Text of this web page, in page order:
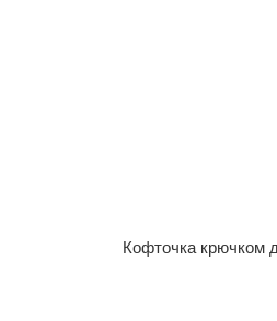
Кофточка крючком